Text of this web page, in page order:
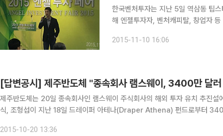
한국벤처투자는 지난 5일 역삼동 팁
해 엔젤투자자, 벤처캐피탈, 창업자 등
및 투자유치’로 나누어 진행되었으며,
2015-11-10 16:06
[답변공시] 제주반도체 "종속회사 램스웨이, 3400만 달
제주반도체는 20일 종속회사인 램스웨이 주식회사의 해외 투자 유치 추진
식, 조형섭이 지난 18일 드레이퍼 아테나(Draper Athena) 펀드로부터
2015-10-20 13:36